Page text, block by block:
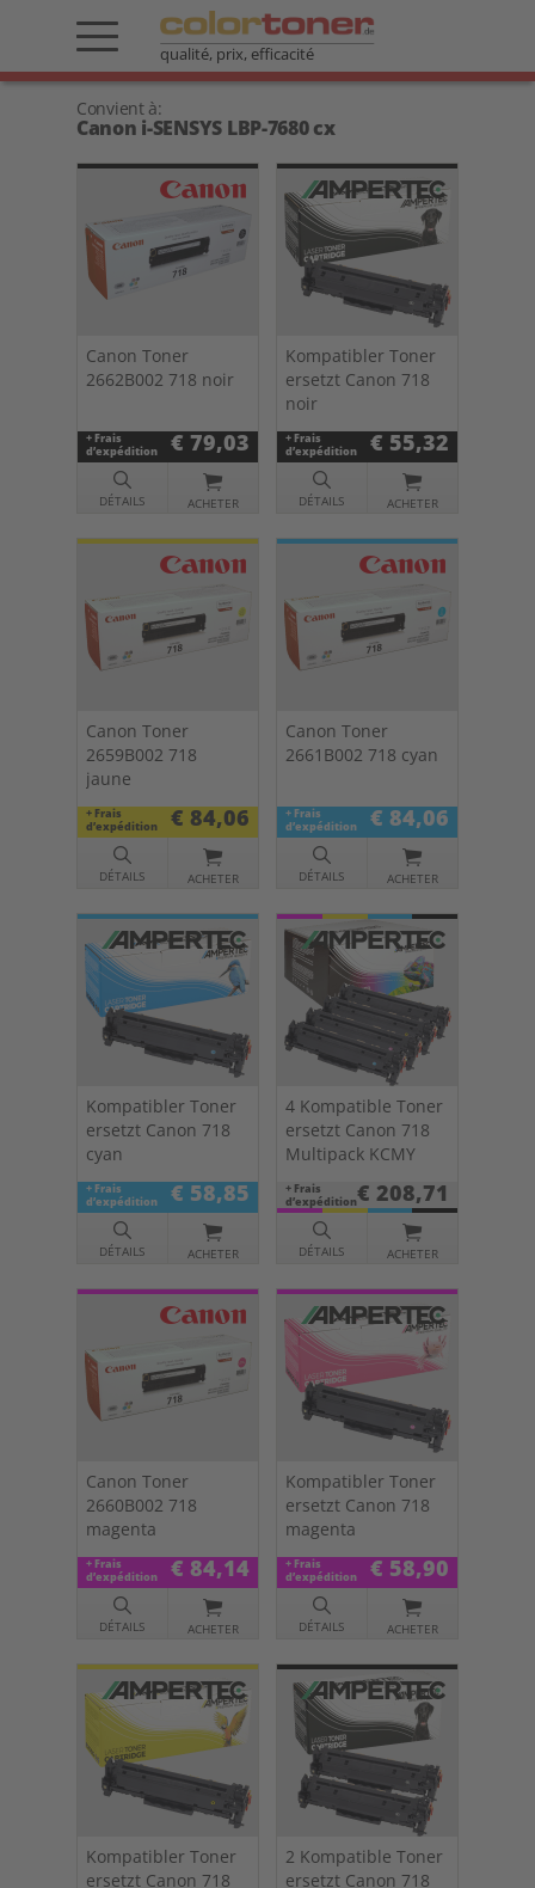
qualité, prix, efficacité
Convient à:
Canon i-SENSYS LBP-7680 cx
Canon Toner
2662B002 718 noir
+ Frais
d’expédition
€ 79,03
DÉTAILS ACHETER
Kompatibler Toner
ersetzt Canon 718
noir
+ Frais
d’expédition
€ 55,32
DÉTAILS ACHETER
Canon Toner
2659B002 718
jaune
+ Frais
d’expédition
€ 84,06
DÉTAILS ACHETER
Canon Toner
2661B002 718 cyan
+ Frais
d’expédition
€ 84,06
DÉTAILS ACHETER
Kompatibler Toner
ersetzt Canon 718
cyan
+ Frais
d’expédition
€ 58,85
DÉTAILS ACHETER
4 Kompatible Toner
ersetzt Canon 718
Multipack KCMY
+ Frais
d’expédition€ 208,71
DÉTAILS ACHETER
Canon Toner
2660B002 718
magenta
+ Frais
d’expédition
€ 84,14
DÉTAILS ACHETER
Kompatibler Toner
ersetzt Canon 718
magenta
+ Frais
d’expédition
€ 58,90
DÉTAILS ACHETER
Kompatibler Toner
ersetzt Canon 718
2 Kompatible Toner
ersetzt Canon 718